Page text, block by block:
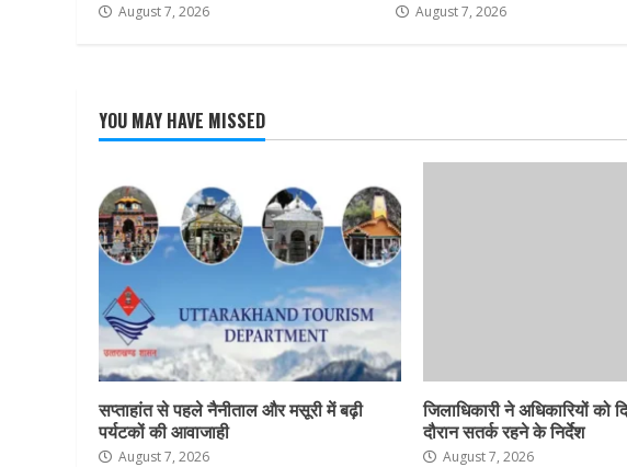
August 7, 2026 August 7, 2026
YOU MAY HAVE MISSED
सप्ताहांत से पहले नैनीताल और मसूरी में बढ़ी
पर्यटकों की आवाजाही
August 7, 2026
जिलाधिकारी ने अधिकारियों को
दौरान सतर्क रहने के निर्देश
August 7, 2026